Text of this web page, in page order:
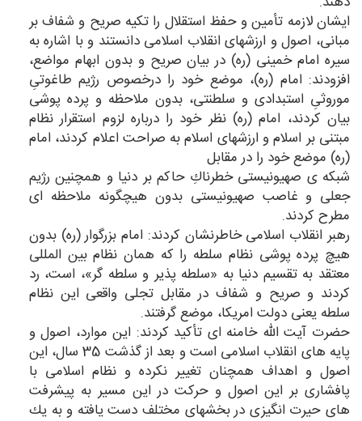
ایشان لازمه تأمین و حفظ استقلال را تكیه صریح و شفاف بر
مبانی، اصول و ارزشهای انقلاب اسلامی دانستند و با اشاره به
سیره امام خمینی (ره) در بیان صریح و بدون ابهام مواضع،
افزودند: امام (ره)، موضع خود را درخصوص رژیم طاغوتیِ
موروثیِ استبدادی و سلطنتی، بدون ملاحظه و پرده پوشی
بیان كردند، امام (ره) نظر خود را درباره لزوم استقرار نظام
مبتنی بر اسلام و ارزشهای اسلام به صراحت اعلام كردند، امام
(ره) موضع خود را در مقابل
شبكه ی صهیونیستی خطرناكِ حاكم بر دنیا و همچنین رژیم
جعلی و غاصب صهیونیستی بدون هیچگونه ملاحظه ای
مطرح كردند.
رهبر انقلاب اسلامی خاطرنشان كردند: امام بزرگوار (ره) بدون
هیچ پرده پوشی نظام سلطه را كه همان نظام بین المللی
معتقد به تقسیم دنیا به «سلطه پذیر و سلطه گر»، است، رد
كردند و صریح و شفاف در مقابل تجلی واقعی این نظام
سلطه یعنی دولت امریكا، موضع گرفتند.
حضرت آیت الله خامنه ای تأكید كردند: این موارد، اصول و
پایه های انقلاب اسلامی است و بعد از گذشت 35 سال، این
اصول و اهداف همچنان تغییر نكرده و نظام اسلامی با
پافشاری بر این اصول و حركت در این مسیر به پیشرفت
های حیرت انگیزی در بخشهای مختلف دست یافته و به یك